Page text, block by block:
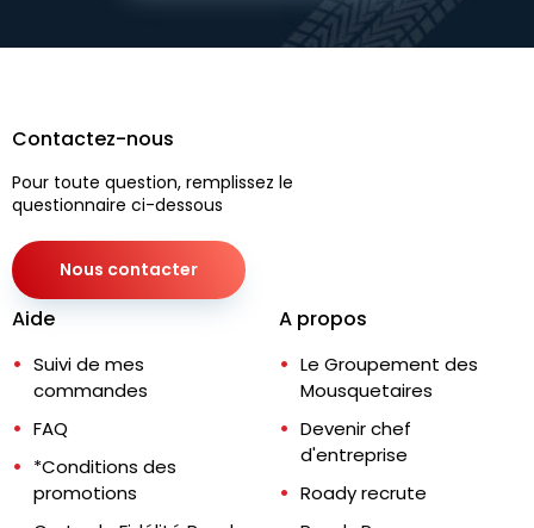
Contactez-nous
Pour toute question, remplissez le
questionnaire ci-dessous
Nous contacter
Aide
Suivi de mes
commandes
FAQ
*Conditions des
promotions
A propos
Le Groupement des
Mousquetaires
Devenir chef
d'entreprise
Roady recrute